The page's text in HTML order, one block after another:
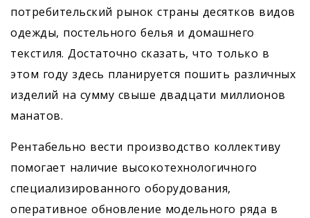
потребительский рынок страны десятков видов
одежды, постельного белья и домашнего
текстиля. Достаточно сказать, что только в
этом году здесь планируется пошить различных
изделий на сумму свыше двадцати миллионов
манатов.
Рентабельно вести производство коллективу
помогает наличие высокотехнологичного
специализированного оборудования,
оперативное обновление модельного ряда в